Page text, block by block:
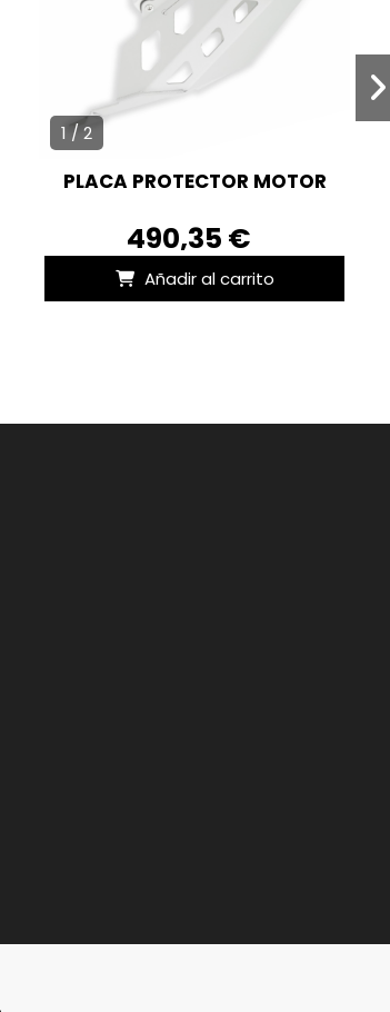
1 / 2
PLACA PROTECTOR MOTOR
490,35 €
Añadir al carrito